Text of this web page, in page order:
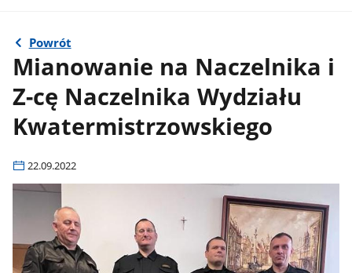
Powrót
Mianowanie na Naczelnika i
Z-cę Naczelnika Wydziału
Kwatermistrzowskiego
22.09.2022